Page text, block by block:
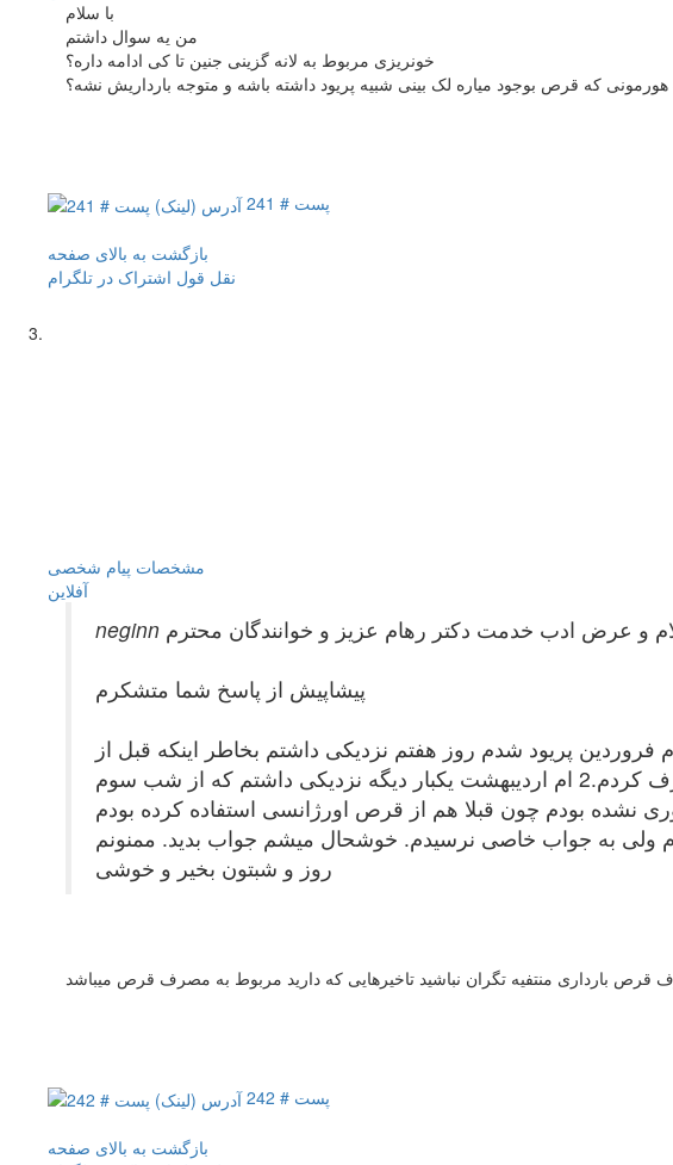
با سلام
من یه سوال داشتم
خونریزی مربوط به لانه گزینی جنین تا کی ادامه داره؟
که قرص بوجود میاره لک بینی شبیه پریود داشته باشه و متوجه بارداریش نشه؟
پست # 241
بازگشت به بالای صفحه
نقل قول اشتراک در تلگرام
مشخصات پیام شخصی
آفلاين
و عرض ادب خدمت دکتر رهام عزیز و خوانندگان محترم
پیشاپیش از پاسخ شما متشکرم
هست که ازدواج کردم.دوران پریودیم همیشه منظم بود و در عرض یکهفته پاک میشدم.22 ام فروردین پریود شدم روز هفتم نزدیکی داشتم بخاطر اینکه قبل از
انزال همسرم کاندوم در اومد من بلافاصله قرص اورژانسی ( لورونژسترل- طبق دستور )مصرف کردم.2 ام اردیبهشت یکبار دیگه نزدیکی داشتم که از شب سوم
ولی به جواب خاصی نرسیدم. خوشحال میشم جواب بدید. ممنونم
روز و شبتون بخیر و خوشی
بارداری منتفیه تگران نباشید تاخیرهایی که دارید مربوط به مصرف قرص میباشد
پست # 242
بازگشت به بالای صفحه